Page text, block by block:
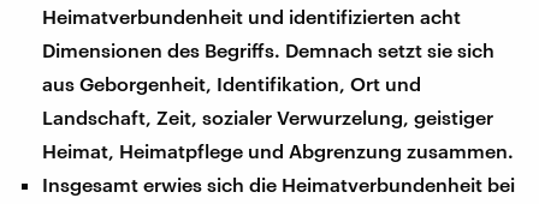
Heimatverbundenheit und identifizierten acht
Dimensionen des Begriffs. Demnach setzt sie sich
aus Geborgenheit, Identifikation, Ort und
Landschaft, Zeit, sozialer Verwurzelung, geistiger
Heimat, Heimatpflege und Abgrenzung zusammen.
Insgesamt erwies sich die Heimatverbundenheit bei